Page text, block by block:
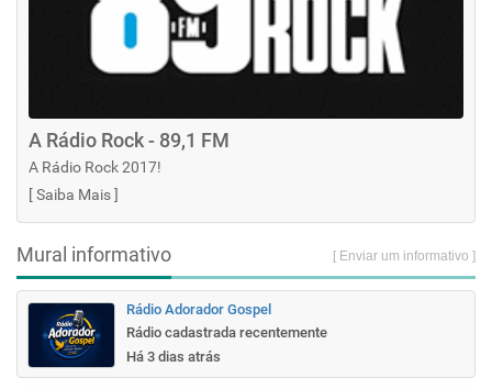
A Rádio Rock - 89,1 FM
A Rádio Rock 2017!
[Saiba Mais]
Mural informativo [ Enviar um informativo ]
Rádio Adorador Gospel
Rádio cadastrada recentemente
Há 3 dias atrás